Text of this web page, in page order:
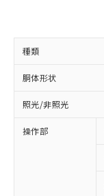
種類
胴体形状
照光/非照光
操作部